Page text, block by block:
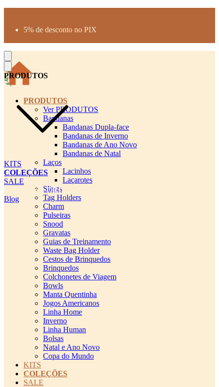
5% de desconto no PIX
PRODUTOS
KITS
COLEÇÕES
SALE
cadastro pet QRCODE
Blog
PRODUTOS
Ver PRODUTOS
Bandanas
Bandanas Dupla-face
Bandanas de Inverno
Bandanas de Ano Novo
Bandanas de Natal
Laços
Lacinhos
Laçarotes
Slings
Tag Holders
Charm
Pulseiras
Snood
Gravatas
Guias de Treinamento
Waste Bag Holder
Cestos de Brinquedos
Brinquedos
Colchonetes de Viagem
Bowls
Manta Quentinha
Jogos Americanos
Linha Home
Inverno
Linha Human
Bolsas
Natal e Ano Novo
Copa do Mundo
KITS
COLEÇÕES
SALE